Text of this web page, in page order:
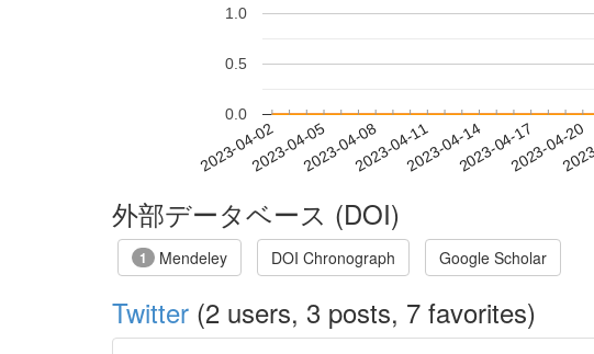
2023-04-022023-04-052023-04-082023-04-112023-04-142023-04-172023-04-20
0.0
0.5
1.0
外部データベース (DOI)
1 Mendeley DOI Chronograph Google Scholar
Twitter (2 users, 3 posts, 7 favorites)